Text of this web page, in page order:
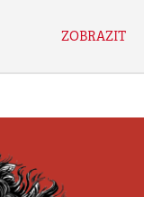
ZOBRAZIT